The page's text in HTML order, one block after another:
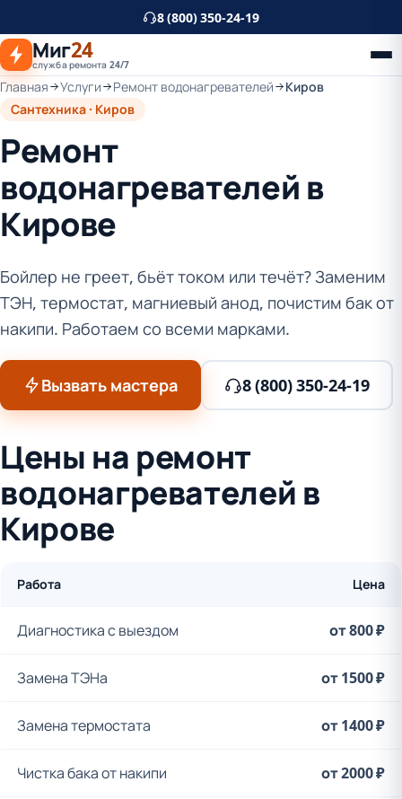
основному
контенту
8 (800) 350-24-19
Миг24
служба ремонта 24/7
Главная Услуги Ремонт водонагревателей
Киров
Сантехника · Киров
Ремонт
водонагревателей в
Кирове
Бойлер не греет, бьёт током или течёт? Заменим
ТЭН, термостат, магниевый анод, почистим бак от
накипи. Работаем со всеми марками.
Вызвать мастера 8 (800) 350-24-19
Цены на ремонт
водонагревателей в
Кирове
Работа Цена
Диагностика с выездом от 800 ₽
Замена ТЭНа от 1500 ₽
Замена термостата от 1400 ₽
Чистка бака от накипи от 2000 ₽